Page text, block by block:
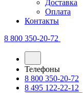
Доставка
Оплата
Контакты
8 800 350-20-72
Телефоны
8 800 350-20-72
8 495 122-22-12